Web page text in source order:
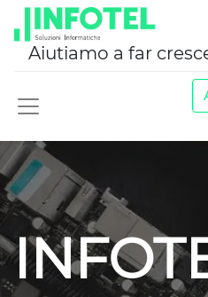
Aiutiamo a far